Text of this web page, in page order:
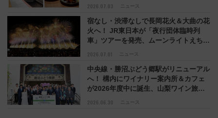
2026.07.03 ニュース
2026.07.01 ニュース
宿なし・渋滞なしで長岡花火＆大曲の花
火へ！ JR東日本が「夜行団体臨時列
車」ツアーを発売、ムーンライトえちご
2026.06.30 ニュース
中央線・勝沼ぶどう郷駅がリニューアル
へ！ 構内にワイナリー案内所＆カフェ
が2026年度中に誕生、山梨ワイン旅の